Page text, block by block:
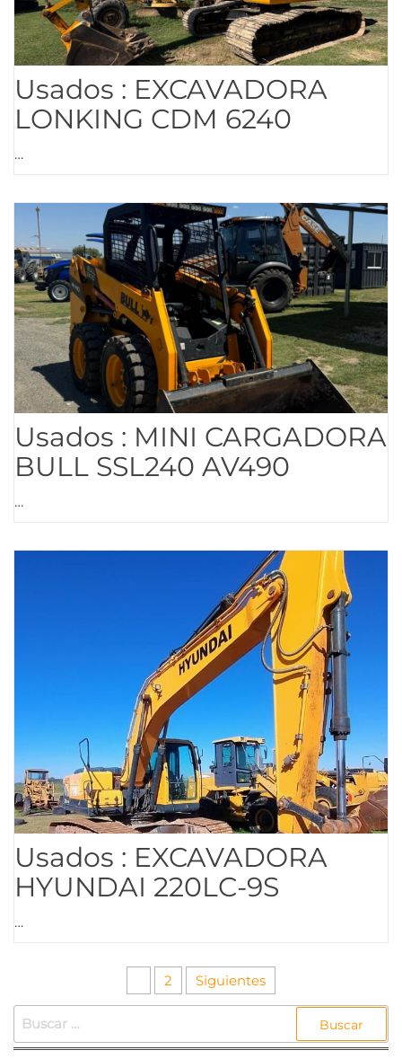
Usados : EXCAVADORA
LONKING CDM 6240
…
Usados : MINI CARGADORA
BULL SSL240 AV490
…
Usados : EXCAVADORA
HYUNDAI 220LC-9S
…
de
entradas
2
Siguientes
BUSCAR: